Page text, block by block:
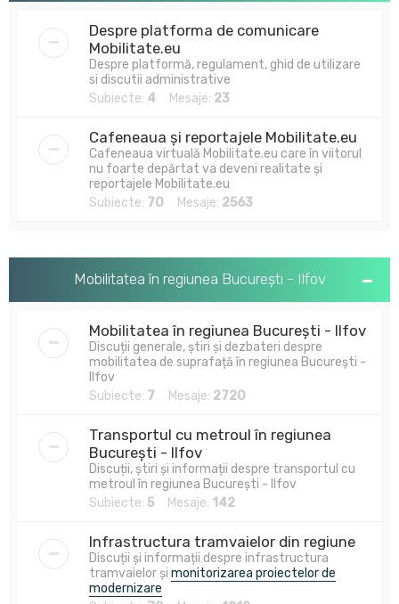
Despre platforma de comunicare
Mobilitate.eu
Despre platformă, regulament, ghid de utilizare
si discutii administrative
Subiecte: 4 Mesaje: 23
Cafeneaua și reportajele Mobilitate.eu
Cafeneaua virtuală Mobilitate.eu care în viitorul
nu foarte depărtat va deveni realitate și
reportajele Mobilitate.eu
Subiecte: 70 Mesaje: 2563
Mobilitatea în regiunea București - Ilfov
Mobilitatea în regiunea București - Ilfov
Discuții generale, știri și dezbateri despre
mobilitatea de suprafață în regiunea București -
Ilfov
Subiecte: 7 Mesaje: 2720
Transportul cu metroul în regiunea
București - Ilfov
Discuții, știri și informații despre transportul cu
metroul în regiunea București - Ilfov
Subiecte: 5 Mesaje: 142
Infrastructura tramvaielor din regiune
Discuții și informații despre infrastructura
tramvaielor și monitorizarea proiectelor de
modernizare